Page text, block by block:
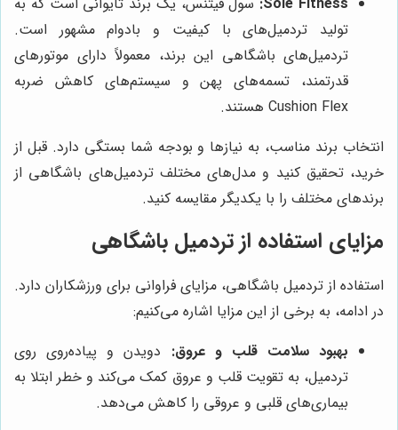
تولید تردمیل‌های با کیفیت و بادوام مشهور است.
تردمیل‌های باشگاهی این برند، معمولاً دارای موتورهای
قدرتمند، تسمه‌های پهن و سیستم‌های کاهش ضربه
Cushion Flex هستند.
انتخاب برند مناسب، به نیازها و بودجه شما بستگی دارد. قبل از
خرید، تحقیق کنید و مدل‌های مختلف تردمیل‌های باشگاهی از
برندهای مختلف را با یکدیگر مقایسه کنید.
مزایای استفاده از تردمیل باشگاهی
استفاده از تردمیل باشگاهی، مزایای فراوانی برای ورزشکاران دارد.
در ادامه، به برخی از این مزایا اشاره می‌کنیم:
بهبود سلامت قلب و عروق: دویدن و پیاده‌روی روی
تردمیل، به تقویت قلب و عروق کمک می‌کند و خطر ابتلا به
بیماری‌های قلبی و عروقی را کاهش می‌دهد.